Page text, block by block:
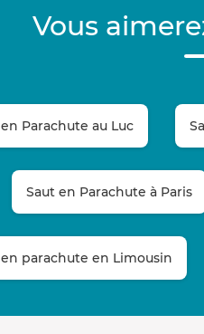
Vous
Parachute au Luc
Saut en Parachute à Paris
parachute en Limousin